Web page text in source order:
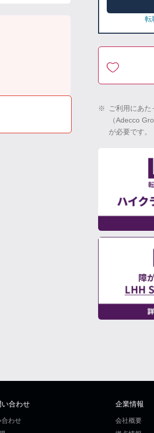
転
※
ご利用にあた
（Adecco
が必要です。
合わせ
合わせ
企業情報
会社概要